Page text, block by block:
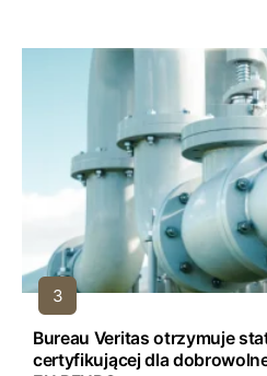
Bureau Veritas otrzymuje
certyfikującej dla